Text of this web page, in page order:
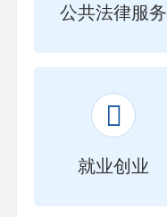
公共法律服务

就业创业